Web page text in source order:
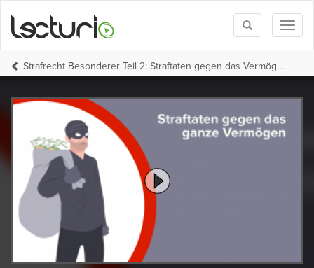
Toggle
search
Strafrecht Besonderer Teil 2: Straftaten gegen das Vermögen